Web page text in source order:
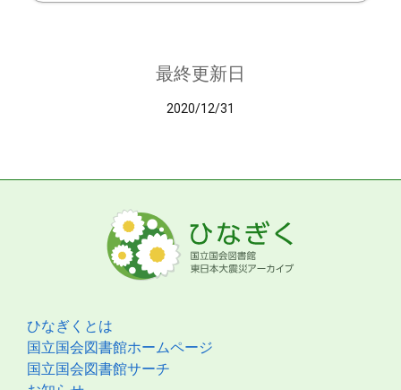
最終更新日
2020/12/31
ひなぎくとは
国立国会図書館ホームページ
国立国会図書館サーチ